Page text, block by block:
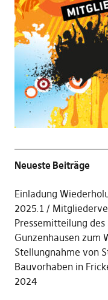
Neueste Beiträge
Einladung
2025.1
Pressemitteilung
Gunzenhausen zum
Stellungnahme von
Bauvorhaben in
2024